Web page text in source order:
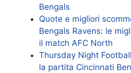
Bengals
Quote e migliori
Bengals Ravens: le
il match AFC North
Thursday Night
la partita Cincinnati